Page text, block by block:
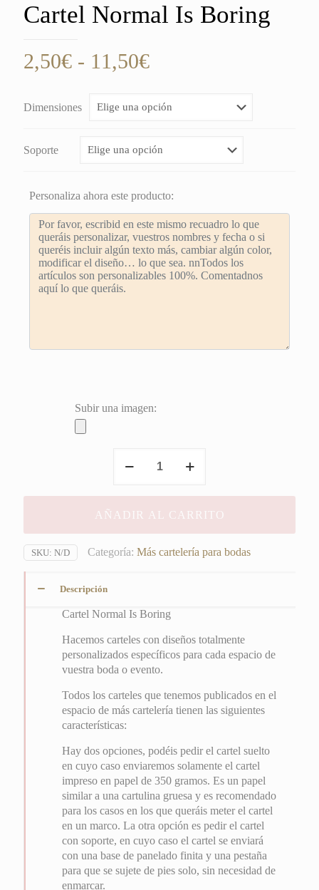
Cartel Normal Is Boring
2,50€ - 11,50€Rango
precios:
2,50€
11,50€
Dimensiones
Soporte
Personaliza ahora este producto:
Subir una imagen:
Normal
Boring
cantidad
AÑADIR AL CARRITO
SKU: N/D Categoría: Más cartelería para bodas
Descripción
Cartel Normal Is Boring
Hacemos carteles con diseños totalmente
personalizados específicos para cada espacio de
vuestra boda o evento.
Todos los carteles que tenemos publicados en el
espacio de más cartelería tienen las siguientes
características:
Hay dos opciones, podéis pedir el cartel suelto
en cuyo caso enviaremos solamente el cartel
impreso en papel de 350 gramos. Es un papel
similar a una cartulina gruesa y es recomendado
para los casos en los que queráis meter el cartel
en un marco. La otra opción es pedir el cartel
con soporte, en cuyo caso el cartel se enviará
con una base de panelado finita y una pestaña
para que se sujete de pies solo, sin necesidad de
enmarcar.